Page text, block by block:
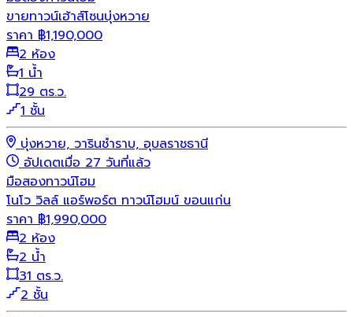
ขายทาวน์เฮ้าส์โซนบุ่งหวาย
ราคา ฿1,190,000
2 ห้อง
1 น้ำ
29 ตร.ว.
1 ชั้น
บุ่งหวาย, วารินชำราบ, อุบลราชธานี
อัปเดตเมื่อ 27 วันที่แล้ว
มือสองทาวน์โฮม
โนโว วิลล์ แอร์พอร์ต ทาวน์โฮมน์ ขอนแก่น
ราคา ฿1,990,000
2 ห้อง
2 น้ำ
31 ตร.ว.
2 ชั้น